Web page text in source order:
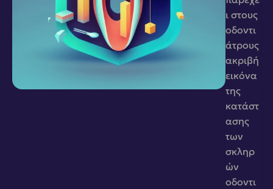
ι στους
οδοντι
άτρους
ακριβή
εικόνα
της
κατάστ
ασης
των
σκληρ
ών
οδοντι